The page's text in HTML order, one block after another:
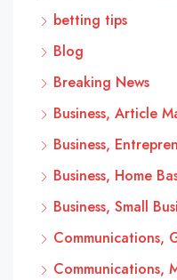
betting tips
Blog
Breaking News
Business, Article
Business,
Business, Home
Business, Small
Communications,
Communications,